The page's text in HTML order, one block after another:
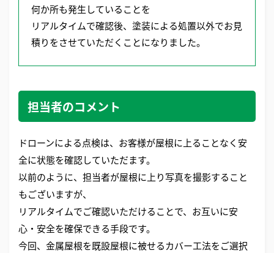
何か所も発生していることを
リアルタイムで確認後、塗装による処置以外でお見
積りをさせていただくことになりました。
担当者のコメント
ドローンによる点検は、お客様が屋根に上ることなく安
全に状態を確認していただます。
以前のように、担当者が屋根に上り写真を撮影すること
もございますが、
リアルタイムでご確認いただけることで、お互いに安
心・安全を確保できる手段です。
今回、金属屋根を既設屋根に被せるカバー工法をご選択